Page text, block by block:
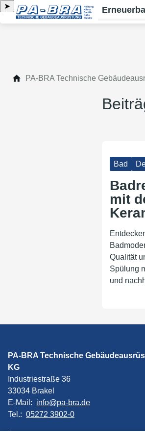
➤
PA-BRA Technische
Bad
mit
Qualität
Spülung
und
PA-BRA Technische
KG
Industriestraße 36
33034 Brakel
E-Mail: info@pa-bra.de
Tel.: 05272 3902-0
Impressum